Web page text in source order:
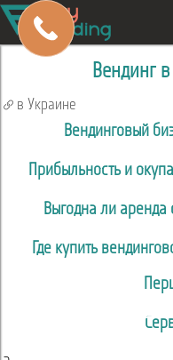
Вендинг
в Украине
Вендинговый
Прибыльность и
Выгодна ли аренда
Где купить